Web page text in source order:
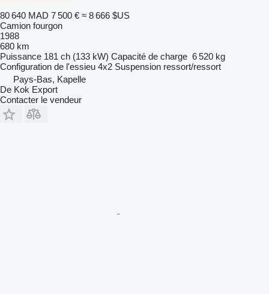
80 640 MAD 7 500 € ≈ 8 666 $US
Camion fourgon
1988
680 km
Puissance 181 ch (133 kW) Capacité de charge 6 520 kg
Configuration de l'essieu 4x2 Suspension ressort/ressort
Pays-Bas, Kapelle
De Kok Export
Contacter le vendeur